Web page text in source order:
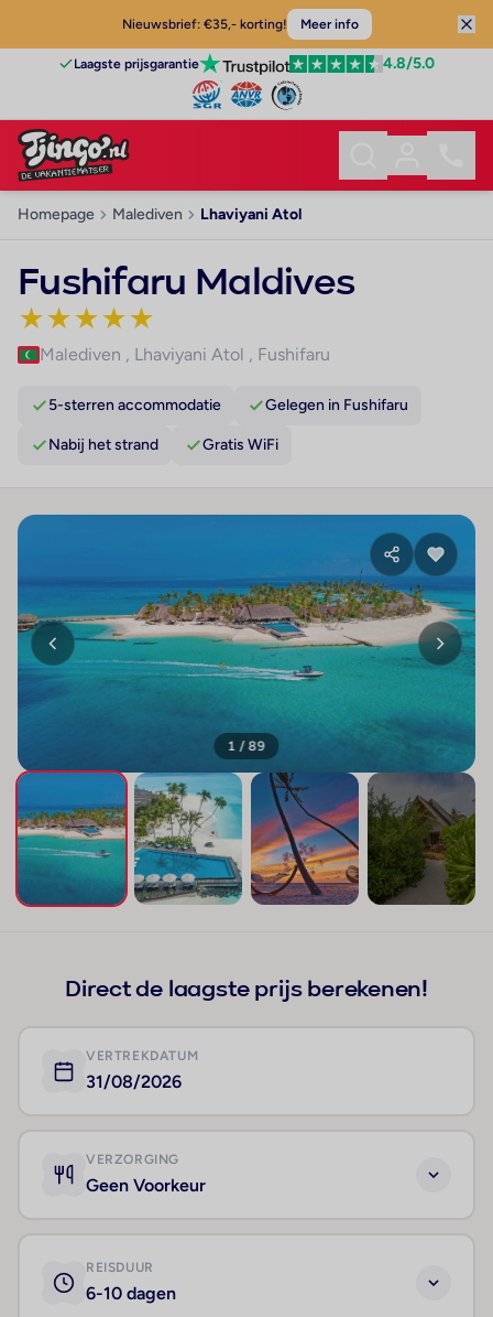
Nieuwsbrief: €35,- korting! Meer info
Laagste prijsgarantie 4.8/5.0
Homepage Malediven Lhaviyani Atol
Fushifaru Maldives
★★★★★
Malediven , Lhaviyani Atol , Fushifaru
5-sterren accommodatie Gelegen in Fushifaru
Nabij het strand Gratis WiFi
1 / 89
Direct de laagste prijs berekenen!
VERTREKDATUM
31/08/2026
VERZORGING
Geen Voorkeur
REISDUUR
6-10 dagen